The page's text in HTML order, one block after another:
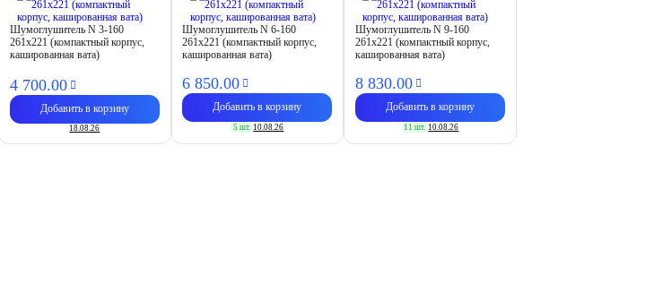
Шумоглушитель N 3-160
261х221 (компактный корпус,
кашированная вата)
4 700.00
Добавить в корзину
18.08.26
Шумоглушитель N 6-160
261х221 (компактный корпус,
кашированная вата)
6 850.00
Добавить в корзину
5 шт. 10.08.26
Шумоглушитель N 9-160
261х221 (компактный корпус,
кашированная вата)
8 830.00
Добавить в корзину
11 шт. 10.08.26